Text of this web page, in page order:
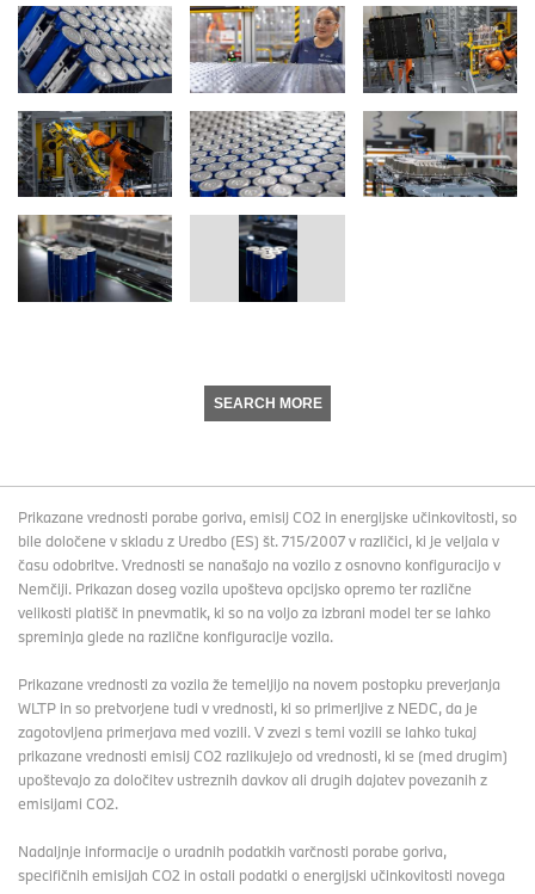
SEARCH MORE
Prikazane vrednosti porabe goriva, emisij CO2 in energijske učinkovitosti, so
bile določene v skladu z Uredbo (ES) št. 715/2007 v različici, ki je veljala v
času odobritve. Vrednosti se nanašajo na vozilo z osnovno konfiguracijo v
Nemčiji. Prikazan doseg vozila upošteva opcijsko opremo ter različne
velikosti platišč in pnevmatik, ki so na voljo za izbrani model ter se lahko
spreminja glede na različne konfiguracije vozila.
Prikazane vrednosti za vozila že temeljijo na novem postopku preverjanja
WLTP in so pretvorjene tudi v vrednosti, ki so primerljive z NEDC, da je
zagotovljena primerjava med vozili. V zvezi s temi vozili se lahko tukaj
prikazane vrednosti emisij CO2 razlikujejo od vrednosti, ki se (med drugim)
upoštevajo za določitev ustreznih davkov ali drugih dajatev povezanih z
emisijami CO2.
Nadaljnje informacije o uradnih podatkih varčnosti porabe goriva,
specifičnih emisijah CO2 in ostali podatki o energijski učinkovitosti novega